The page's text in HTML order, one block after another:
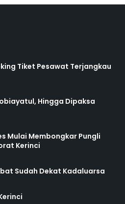
Tiket Pesawat Terjangkau
Hingga Dipaksa
Mulai Membongkar Pungli
Kerinci
Sudah Dekat Kadaluarsa